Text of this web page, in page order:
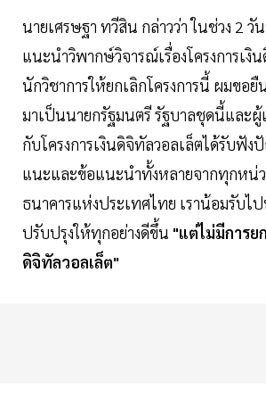
นายเศรษฐา ทวีสิน กล่าวว่า ในช่วง 2
แนะนำวิพากษ์วิจารณ์เรื่องโครงการเงิ
นักวิชาการให้ยกเลิกโครงการนี้ ผมขอยื
มาเป็นนายกรัฐมนตรี รัฐบาลชุดนี้และผู้
กับโครงการเงินดิจิทัลวอลเล็ตได้รับฟั
แนะและข้อแนะนำทั้งหลายจากทุกหน่ว
ธนาคารแห่งประเทศไทย เราน้อมรับไ
ปรับปรุงให้ทุกอย่างดีขึ้น "แต่ไม่มีการย
ดิจิทัลวอลเล็ต"